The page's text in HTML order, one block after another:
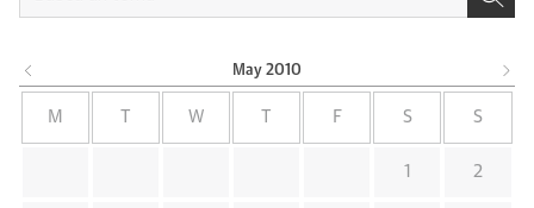
May 2010
M W F S S
1 2